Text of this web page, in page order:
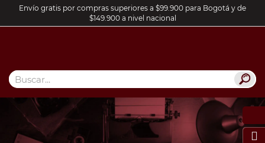
Envío gratis por compras superiores a $99.900 para Bogotá y de
$149.900 a nivel nacional
